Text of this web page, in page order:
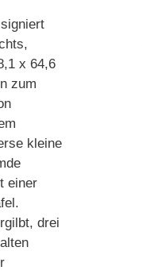
x 64,6
zum
kleine
einer
drei